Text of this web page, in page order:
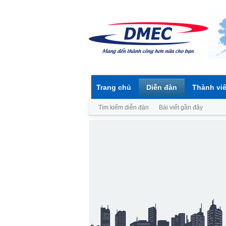
Trang chủ Diễn đàn
Tìm kiếm diễn đàn Bài viết gần đây
Thành